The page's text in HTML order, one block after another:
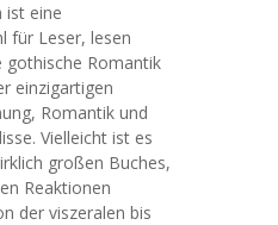
ist eine
für Leser, lesen
gothische Romantik
einzigartigen
Romantik und
Vielleicht ist es
großen Buches,
Reaktionen
der viszeralen bis